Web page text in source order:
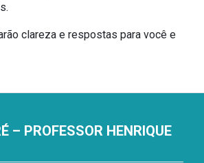
clareza e respostas para você e
– PROFESSOR HENRIQUE